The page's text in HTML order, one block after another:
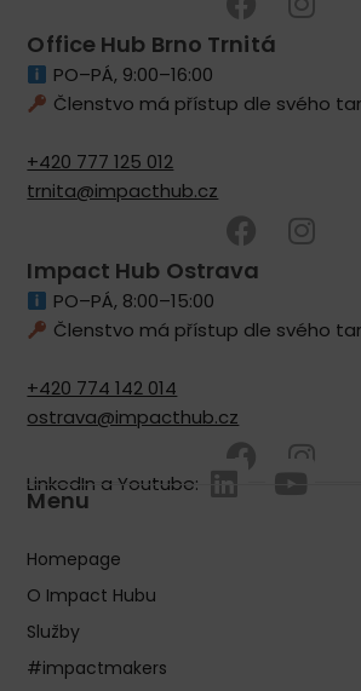
Office Hub Brno Trnitá
PO–PÁ, 9:00–16:00
Členstvo má přístup dle svého
+420 777 125 012
trnita@impacthub.cz
Impact Hub Ostrava
PO–PÁ, 8:00–15:00
Členstvo má přístup dle svého
+420 774 142 014
ostrava@impacthub.cz
LinkedIn a Youtube:
Menu
Homepage
O Impact Hubu
Služby
#impactmakers